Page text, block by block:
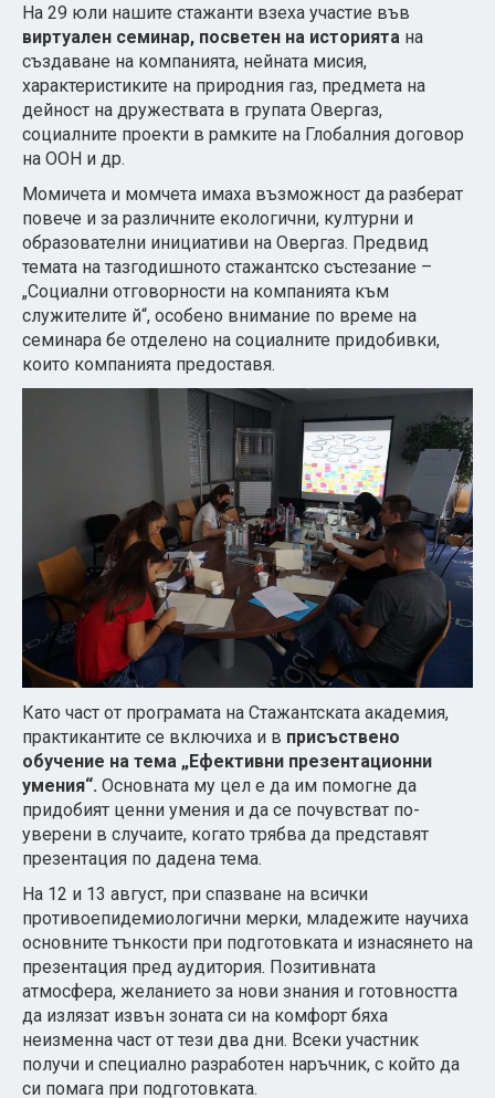
На 29 юли нашите стажанти взеха участие във
виртуален семинар, посветен на историята на
създаване на компанията, нейната мисия,
характеристиките на природния газ, предмета на
дейност на дружествата в групата Овергаз,
социалните проекти в рамките на Глобалния договор
на ООН и др.
Момичета и момчета имаха възможност да разберат
повече и за различните екологични, културни и
образователни инициативи на Овергаз. Предвид
темата на тазгодишното стажантско състезание –
„Социални отговорности на компанията към
служителите й“, особено внимание по време на
семинара бе отделено на социалните придобивки,
които компанията предоставя.
Като част от програмата на Стажантската академия,
практикантите се включиха и в присъствено
обучение на тема „Ефективни презентационни
умения“. Основната му цел е да им помогне да
придобият ценни умения и да се почувстват по-
уверени в случаите, когато трябва да представят
презентация по дадена тема.
На 12 и 13 август, при спазване на всички
противоепидемиологични мерки, младежите научиха
основните тънкости при подготовката и изнасянето на
презентация пред аудитория. Позитивната
атмосфера, желанието за нови знания и готовността
да излязат извън зоната си на комфорт бяха
неизменна част от тези два дни. Всеки участник
получи и специално разработен наръчник, с който да
си помага при подготовката.